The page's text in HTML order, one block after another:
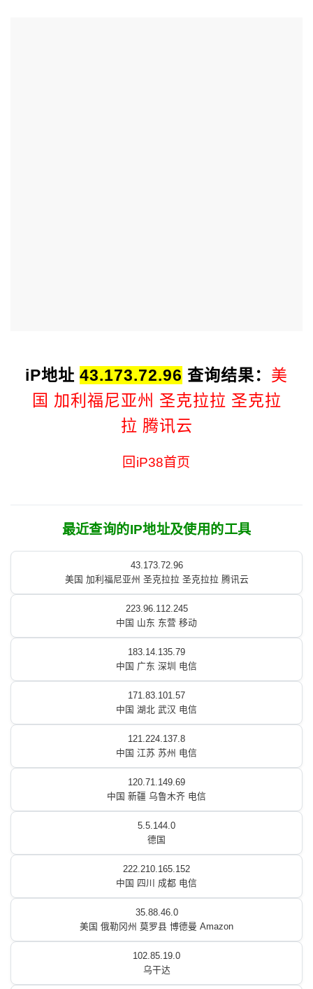
iP地址 43.173.72.96 查询结果： 美
国 加利福尼亚州 圣克拉拉 圣克拉
拉 腾讯云
回iP38首页
最近查询的IP地址及使用的工具
43.173.72.96
美国 加利福尼亚州 圣克拉拉 圣克拉拉 腾讯云
223.96.112.245
中国 山东 东营 移动
183.14.135.79
中国 广东 深圳 电信
171.83.101.57
中国 湖北 武汉 电信
121.224.137.8
中国 江苏 苏州 电信
120.71.149.69
中国 新疆 乌鲁木齐 电信
5.5.144.0
德国
222.210.165.152
中国 四川 成都 电信
35.88.46.0
美国 俄勒冈州 莫罗县 博德曼 Amazon
102.85.19.0
乌干达